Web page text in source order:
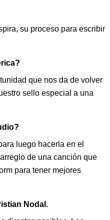
su proceso para escribir
que nos da de volver
sello especial a una
luego hacerla en el
de una canción que
para tener mejores
Nodal.